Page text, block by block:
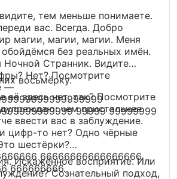
же большим разочарованием
крайне банальный и уж очень
тем меньше понимаете.
вас. Всегда. Добро
магии, магии, магии. Меня
без реальных имён.
Ночной Странник. Видите
Нет? Посмотрите
—
99999 99999999
восьмёрку.
её здесь нет, так? Посмотрите
чем пристальнее
ввести вас в заблуждение.
цифр-то нет? Одно чёрные
шестёрки?
66666666666666666
666666666.
Искажённое восприятие. Или
Сознательный подход,